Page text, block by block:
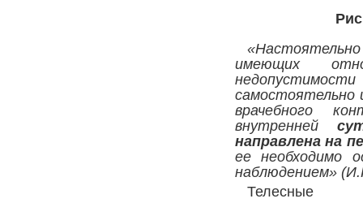
имеющих
самостоятельно
врачебного
внутренней
направлена на
ее необходимо
наблюдением»
Телесные